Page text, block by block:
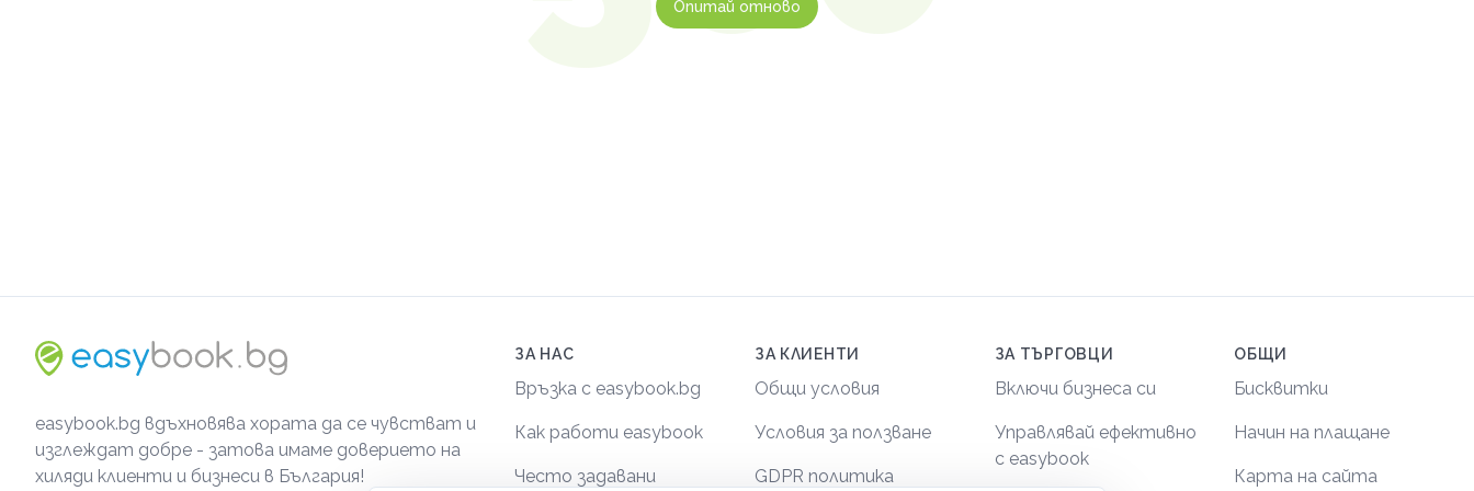
Опитай отново
easybook.bg вдъхновява хората да се чувстват и
изглеждат добре - затова имаме доверието на
хиляди клиенти и бизнеси в България!
ЗА НАС
Връзка с easybook.bg
Как работи easybook
Често задавани
ЗА КЛИЕНТИ
Общи условия
Условия за ползване
GDPR политика
ЗА ТЪРГОВЦИ
Включи бизнеса си
Управлявай ефективно
с easybook
ОБЩИ
Бисквитки
Начин на плащане
Карта на сайта